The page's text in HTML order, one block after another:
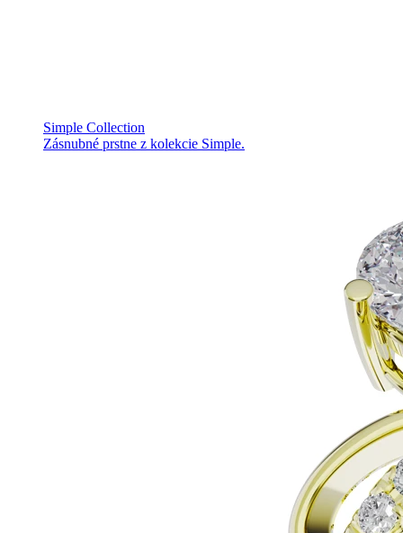
Simple Collection
Zásnubné prstne z kolekcie Simple.